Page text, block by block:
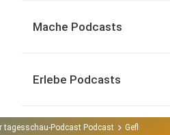
Mache Podcasts
Erlebe Podcasts
tagesschau-Podcast Podcast Geflüchtet